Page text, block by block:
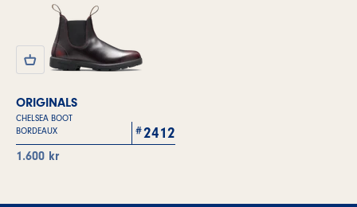
ORIGINALS
CHELSEA BOOT
BORDEAUX
2412
Salgspris
1.600 kr